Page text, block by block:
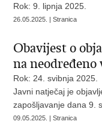
Rok: 9. lipnja 2025.
26.05.2025. | Stranica
Obavijest o
na neodređeno
Rok: 24. svibnja 2025.
Javni natječaj je
zapošljavanje dana 9.
09.05.2025. | Stranica